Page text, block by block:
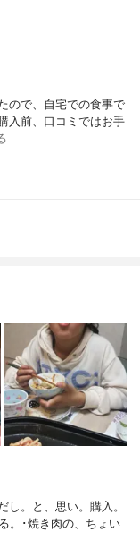
ので、自宅での食事で
入前、口コミではお手
。と、思い。購入。
。･焼き肉の、ちょい